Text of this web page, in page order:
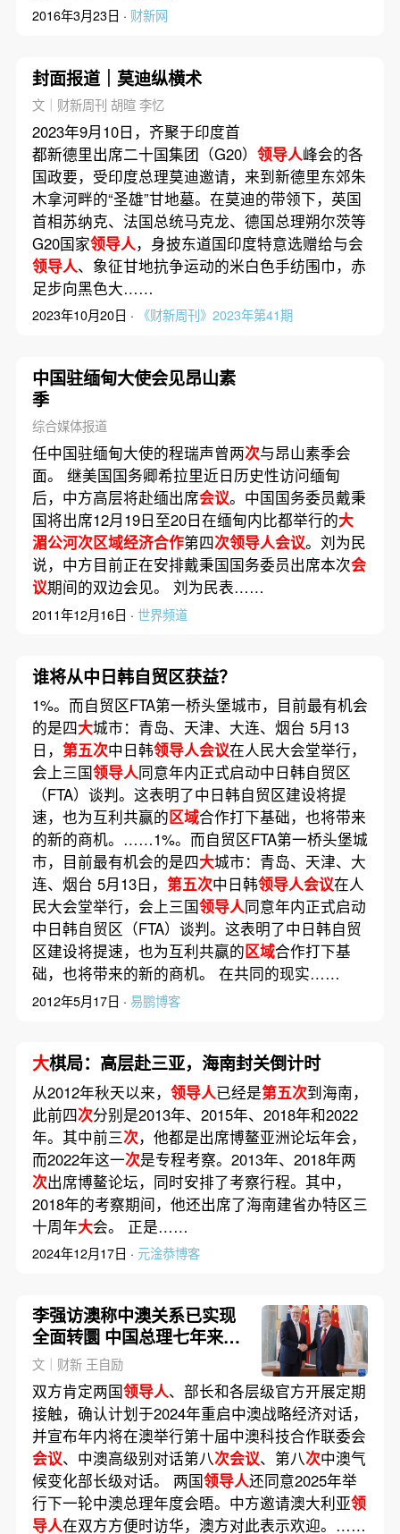
2016年3月23日 · 财新网
封面报道｜莫迪纵横术
文｜财新周刊 胡暄 李忆
2023年9月10日，齐聚于印度首
都新德里出席二十国集团（G20） 领导人峰会的各
国政要，受印度总理莫迪邀请，来到新德里东郊朱
木拿河畔的“圣雄”甘地墓。在莫迪的带领下，英国
首相苏纳克、法国总统马克龙、德国总理朔尔茨等
G20国家领导人，身披东道国印度特意选赠给与会
领导人、象征甘地抗争运动的米白色手纺围巾，赤
足步向黑色大……
2023年10月20日 · 《财新周刊》2023年第41期
中国驻缅甸大使会见昂山素
季
综合媒体报道
任中国驻缅甸大使的程瑞声曾两次与昂山素季会
面。 继美国国务卿希拉里近日历史性访问缅甸
后，中方高层将赴缅出席会议。中国国务委员戴秉
国将出席12月19日至20日在缅甸内比都举行的大
湄公河次区域经济合作第四次领导人会议。刘为民
说，中方目前正在安排戴秉国国务委员出席本次会
议期间的双边会见。 刘为民表……
2011年12月16日 · 世界频道
谁将从中日韩自贸区获益？
1%。而自贸区FTA第一桥头堡城市，目前最有机会
的是四大城市：青岛、天津、大连、烟台 5月13
日， 第五次中日韩领导人会议在人民大会堂举行，
会上三国领导人同意年内正式启动中日韩自贸区
（FTA）谈判。这表明了中日韩自贸区建设将提
速，也为互利共赢的区域合作打下基础，也将带来
的新的商机。……1%。而自贸区FTA第一桥头堡城
市，目前最有机会的是四大城市：青岛、天津、大
连、烟台 5月13日， 第五次中日韩领导人会议在人
民大会堂举行，会上三国领导人同意年内正式启动
中日韩自贸区（FTA）谈判。这表明了中日韩自贸
区建设将提速，也为互利共赢的区域合作打下基
础，也将带来的新的商机。 在共同的现实……
2012年5月17日 · 易鹏博客
大棋局：高层赴三亚，海南封关倒计时
从2012年秋天以来， 领导人已经是第五次到海南，
此前四次分别是2013年、2015年、2018年和2022
年。其中前三次，他都是出席博鳌亚洲论坛年会，
而2022年这一次是专程考察。2013年、2018年两
次出席博鳌论坛，同时安排了考察行程。其中，
2018年的考察期间，他还出席了海南建省办特区三
十周年大会。 正是……
2024年12月17日 · 元淦恭博客
李强访澳称中澳关系已实现
全面转圜 中国总理七年来首
访
文｜财新 王自励
双方肯定两国领导人、部长和各层级官方开展定期
接触，确认计划于2024年重启中澳战略经济对话，
并宣布年内将在澳举行第十届中澳科技合作联委会
会议、中澳高级别对话第八次会议、第八次中澳气
候变化部长级对话。 两国领导人还同意2025年举
行下一轮中澳总理年度会晤。中方邀请澳大利亚领
导人在双方方便时访华，澳方对此表示欢迎。……